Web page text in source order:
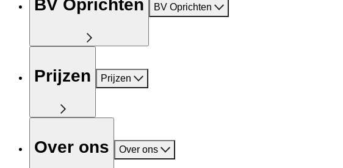
BV Oprichten BV Oprichten
Prijzen Prijzen
Over ons Over ons